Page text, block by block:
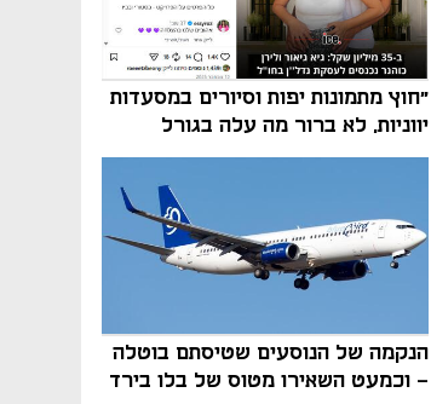
"חוץ מתמונות יפות וסיורים במסעדות
יווניות, לא ברור מה עלה בגורל
פרויקט הנדל"ן"
הנקמה של הנוסעים שטיסתם בוטלה
- וכמעט השאירו מטוס של בלו בירד